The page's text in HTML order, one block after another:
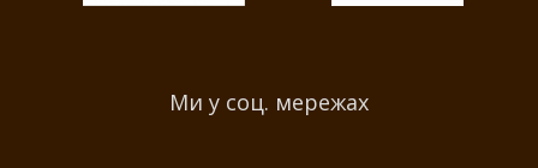
Ми у соц. мережах